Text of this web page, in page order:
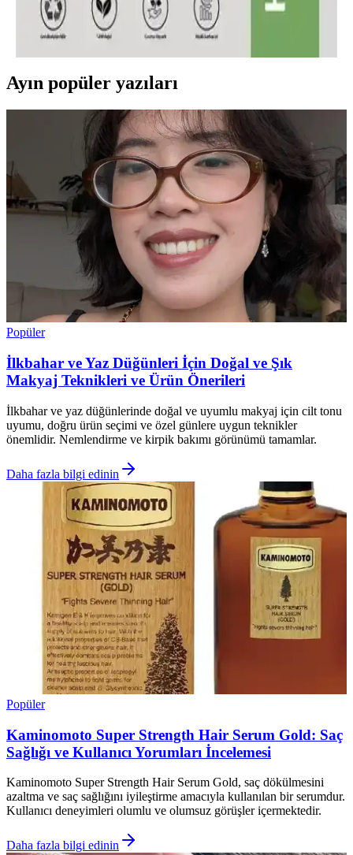
Doğal at kılı malzemesiyle üretilen bu fırça, cilt ve vücut sağlığını
destekler, ölü deriyi nazikçe temizler, dolaşımı artırır ve selülit
görünümünü azaltır, doğal güzellik için ideal bir bakım aracıdır.
Ayın popüler yazıları
Popüler
İlkbahar ve Yaz Düğünleri İçin Doğal ve Şık
Makyaj Teknikleri ve Ürün Önerileri
İlkbahar ve yaz düğünlerinde doğal ve uyumlu makyaj için cilt tonu
uyumu, doğru ürün seçimi ve özel günlere uygun teknikler
önemlidir. Nemlendirme ve kirpik bakımı görünümü tamamlar.
Daha fazla bilgi edinin
Popüler
Kaminomoto Super Strength Hair Serum Gold: Saç
Sağlığı ve Kullanıcı Yorumları İncelemesi
Kaminomoto Super Strength Hair Serum Gold, saç dökülmesini
azaltma ve saç sağlığını iyileştirme amacıyla kullanılan bir serumdur.
Kullanıcı deneyimleri olumlu ve olumsuz görüşler içermektedir.
Daha fazla bilgi edinin